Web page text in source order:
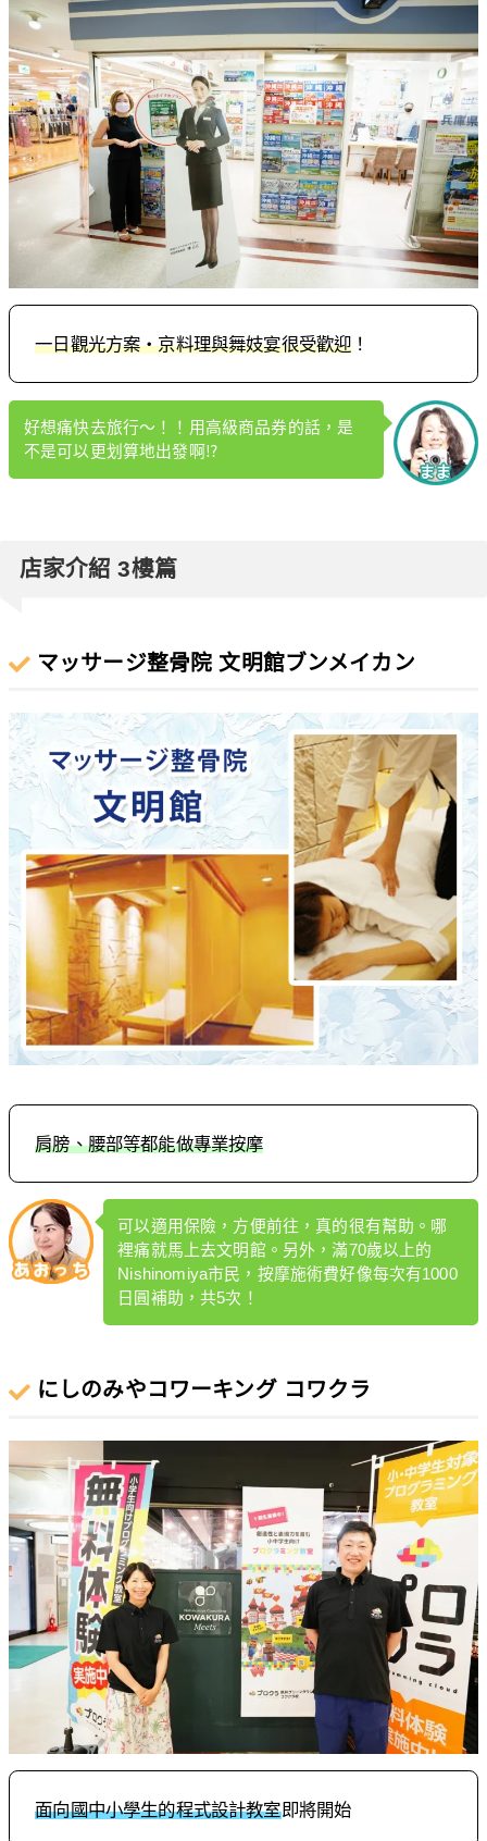
一日觀光方案・京料理與舞妓宴很受歡迎 ！
好想痛快去旅行～！！用高級商品券的話，是
不是可以更划算地出發啊⁉
店家介紹 3樓篇
マッサージ整骨院 文明館ブンメイカン
肩膀、腰部等都能做專業按摩
可以適用保險，方便前往，真的很有幫助。哪
裡痛就馬上去文明館。另外，滿70歲以上的
Nishinomiya市民，按摩施術費好像每次有1000
日圓補助，共5次！
にしのみやコワーキング コワクラ
面向國中小學生的程式設計教室即將開始